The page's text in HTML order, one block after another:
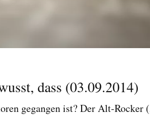
dass (03.09.2014)
gegangen ist? Der Alt-Rocker